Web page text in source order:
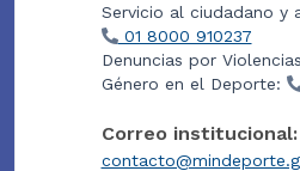
Servicio al ciudadano y
01 8000 910237
Denuncias por
Género en el Deporte:
Correo institucional: